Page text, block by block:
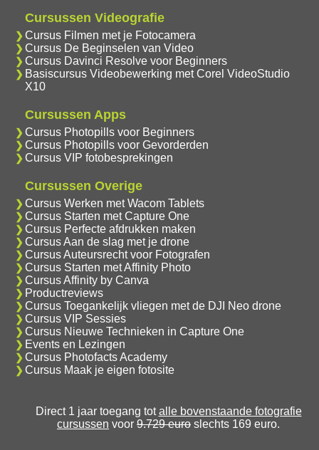
Cursussen Videografie
Cursus Filmen met je Fotocamera
Cursus De Beginselen van Video
Cursus Davinci Resolve voor Beginners
Basiscursus Videobewerking met Corel VideoStudio
X10
Cursussen Apps
Cursus Photopills voor Beginners
Cursus Photopills voor Gevorderden
Cursus VIP fotobesprekingen
Cursussen Overige
Cursus Werken met Wacom Tablets
Cursus Starten met Capture One
Cursus Perfecte afdrukken maken
Cursus Aan de slag met je drone
Cursus Auteursrecht voor Fotografen
Cursus Starten met Affinity Photo
Cursus Affinity by Canva
Productreviews
Cursus Toegankelijk vliegen met de DJI Neo drone
Cursus VIP Sessies
Cursus Nieuwe Technieken in Capture One
Events en Lezingen
Cursus Photofacts Academy
Cursus Maak je eigen fotosite
Direct 1 jaar toegang totalle bovenstaande fotografie
cursussen voor 9.729 euro slechts 169 euro.